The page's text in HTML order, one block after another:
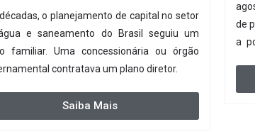
o planejamento de capital no setor
e saneamento do Brasil seguiu um
familiar. Uma concessionária ou órgão
contratava um plano diretor.
Saiba Mais
de
a